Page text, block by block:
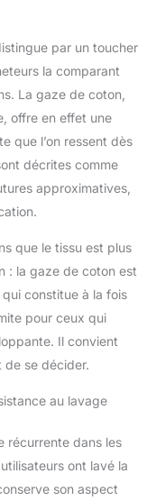
Le housse
tissu a été
un procédé
lui donne
un peu à
La surface
et n'a
d'être
sa texture.
Éclair
4 Attaches
housse de
Fermeture
La
et le
Les 4
par un toucher
la comparant
La gaze de coton,
offre en effet une
que l’on ressent dès
décrites comme
approximatives,
que le tissu est plus
: la gaze de coton est
constitue à la fois
pour ceux qui
Il convient
de se décider.
au lavage
récurrente dans les
ont lavé la
son aspect